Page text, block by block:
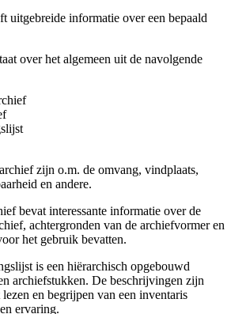
uitgebreide informatie over een bepaald
over het algemeen uit de navolgende
zijn o.m. de omvang, vindplaats,
en andere.
bevat interessante informatie over de
achtergronden van de archiefvormer en
het gebruik bevatten.
is een hiërarchisch opgebouwd
archiefstukken. De beschrijvingen zijn
en begrijpen van een inventaris
ervaring.